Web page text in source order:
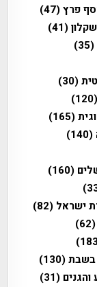
פרץ(47)
(41)
(35)
(30)
(120)
(165)
(140)
(160)
ישראל (82)
(62)
בשבת(130)
(31)